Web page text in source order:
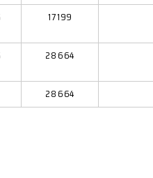
17 199
28 664
28 664